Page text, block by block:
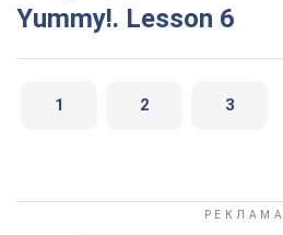
Yummy!. Lesson 6
1 2 3